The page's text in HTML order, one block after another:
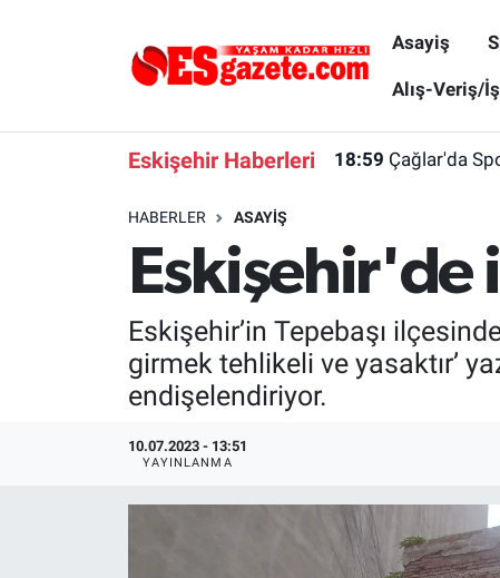
Asayiş
Alış-Veriş/
Eskişehir Haberleri 18:59 Çağlar'da
HABERLER ASAYIŞ
Eskişehir'de
Eskişehir’in Tepebaşı
girmek tehlikeli ve yasaktır’
endişelendiriyor.
10.07.2023 - 13:51
YAYINLANMA
Eskişehirspor Arşivi
Röportaj
Eskişehir Nöbetçi Eczaneler
Süper Lig Puan Durumu ve Fikstür
Son Dakika Haberleri